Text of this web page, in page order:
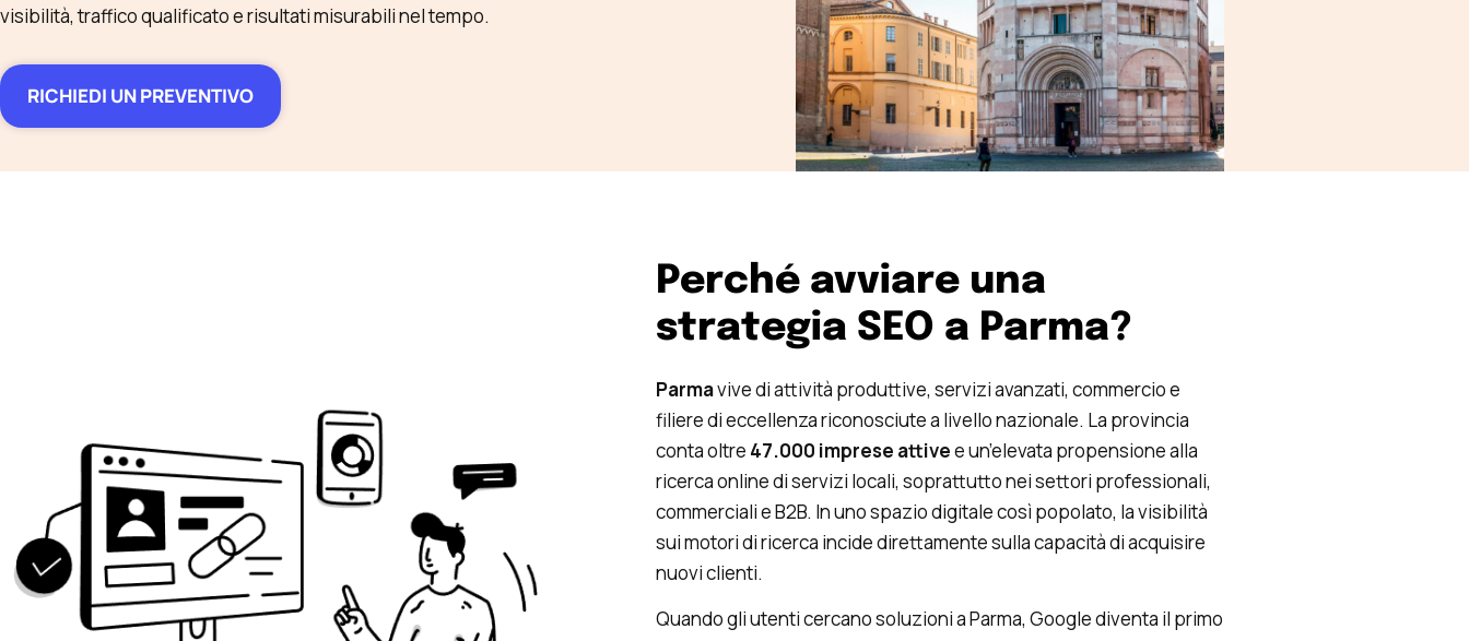
visibilità, traffico qualificato e risultati misurabili nel tempo.
RICHIEDI UN PREVENTIVO
Perché avviare una
strategia SEO a Parma?
Parmavive di attività produttive, servizi avanzati, commercio e
filiere di eccellenza riconosciute a livello nazionale. La provincia
conta oltre 47.000 imprese attivee un’elevata propensione alla
ricerca online di servizi locali, soprattutto nei settori professionali,
commerciali e B2B. In uno spazio digitale così popolato, la visibilità
sui motori di ricerca incide direttamente sulla capacità di acquisire
nuovi clienti.
Quando gli utenti cercano soluzioni a Parma, Google diventa il primo